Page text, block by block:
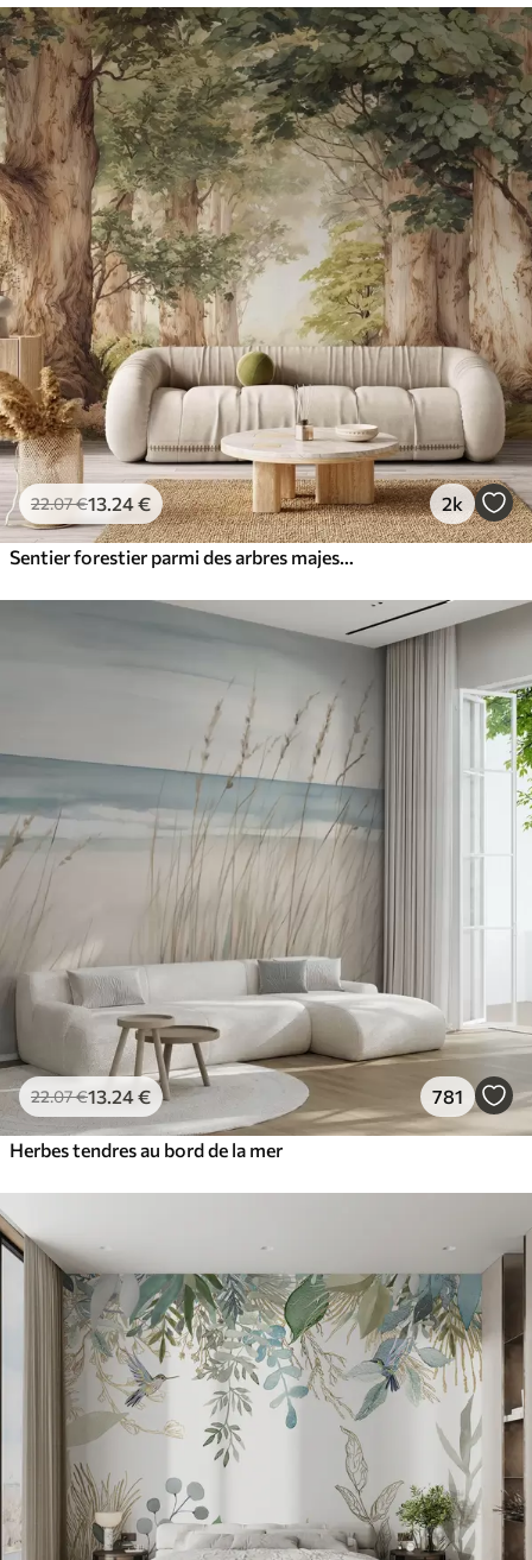
22.07€13 .24€ 2k
22.07€13 .24€ 781
Herbes tendres au bord de la mer